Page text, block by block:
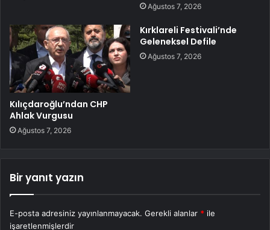
Ağustos 7, 2026
Kılıçdaroğlu’ndan CHP
Ahlak Vurgusu
Ağustos 7, 2026
Kırklareli Festivali’nde
Geleneksel Defile
Ağustos 7, 2026
Bir yanıt yazın
E-posta adresiniz yayınlanmayacak. Gerekli alanlar * ile
işaretlenmişlerdir